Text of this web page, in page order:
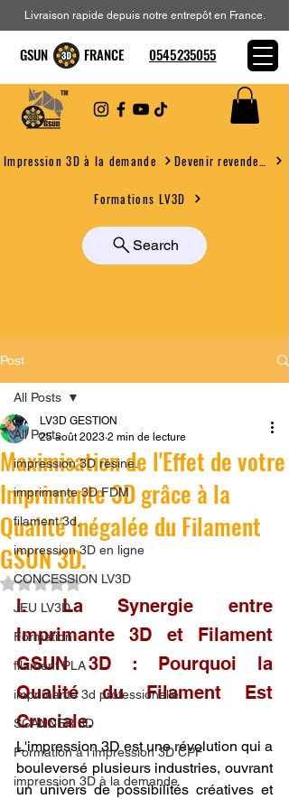
Impression 3D à la demande
Formations LV3D
Search
Livraison rapide depuis notre entrepôt en France.
GSUN FRANCE 0545235055
Post
All Posts
impression 3D résine.
imprimante 3D FDM
filament 3d,
impression 3D en ligne
CONCESSION LV3D
JEU LV3D
Formation
filament PLA
imprimante 3d professionelle
SCANNER 3D
Formation à l'impression 3D CPF
impression 3D à la demande
All Posts
Maximisation de l'Effet de votre
Imprimante 3D grâce à la
Qualité Inégalée du Filament
GSUN 3D.
LV3D GESTION
25 août 2023 2 min de lecture
Noté NaN étoiles sur 5.
I. La Synergie entre
Imprimante 3D et Filament
GSUN 3D : Pourquoi la
Qualité du Filament Est
Cruciale.
L'impression 3D est une révolution qui a
bouleversé plusieurs industries, ouvrant
un univers de possibilités créatives et